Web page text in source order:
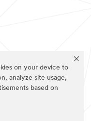
on your device to
analyze site usage,
based on